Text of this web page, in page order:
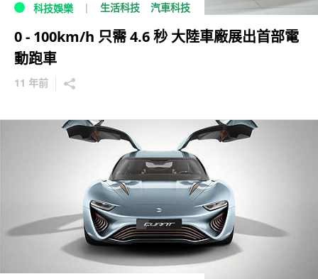
科技娛樂 生活科技 汽車科技
0 - 100km/h 只需 4.6 秒 大陸車廠展出首部電
動跑車
11 年前